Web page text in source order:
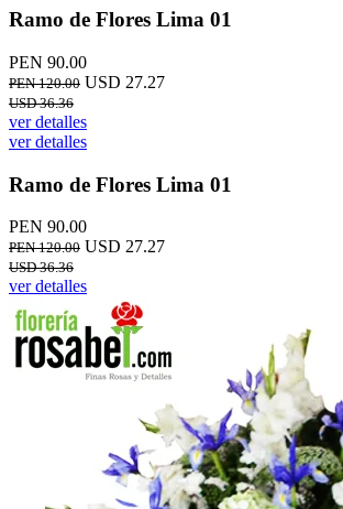
Ramo de Flores Lima 01
PEN 90.00
PEN 120.00 USD 27.27
USD 36.36
ver detalles
ver detalles
Ramo de Flores Lima 01
PEN 90.00
PEN 120.00 USD 27.27
USD 36.36
ver detalles